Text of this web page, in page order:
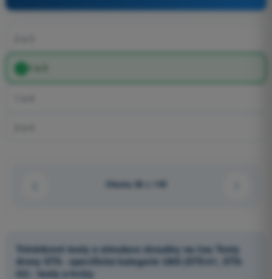
1 a 3
Otázka 86 z 149
Tréninkové testy a simulace zkoušky na čas Testy
drony STS - specifická kategorie UAS (STS-01, STS-
02) - testy a kvízy